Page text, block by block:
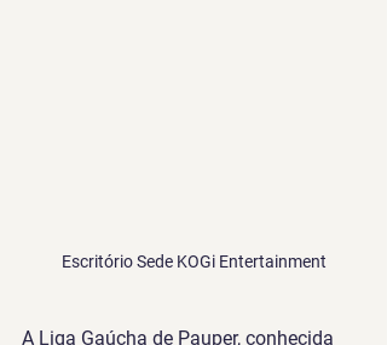
Escritório Sede KOGi Entertainment
A Liga Gaúcha de Pauper, conhecida